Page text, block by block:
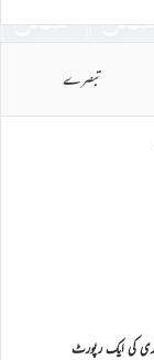
تبصرے